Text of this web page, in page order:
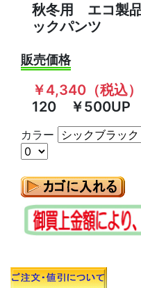
秋冬用 エコ製
ックパンツ
販売価格
￥4,340（税込）
120 ￥500UP
カラー